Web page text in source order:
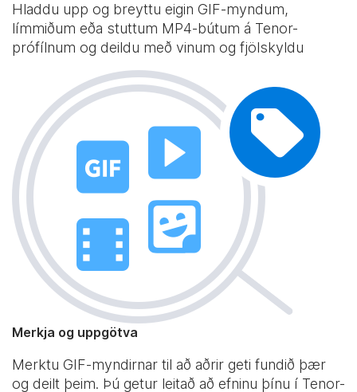
Hladdu upp og breyttu eigin GIF-myndum,
límmiðum eða stuttum MP4-bútum á Tenor-
prófílnum og deildu með vinum og fjölskyldu
Merkja og uppgötva
Merktu GIF-myndirnar til að aðrir geti fundið þær
og deilt þeim. Þú getur leitað að efninu þínu í Tenor-